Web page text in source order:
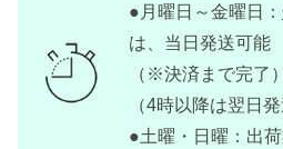
ク
レ
ン
●月曜日～金曜日：
は、当日発送可能
（※決済まで完了）
（4時以降は翌日発
●土曜・日曜：出